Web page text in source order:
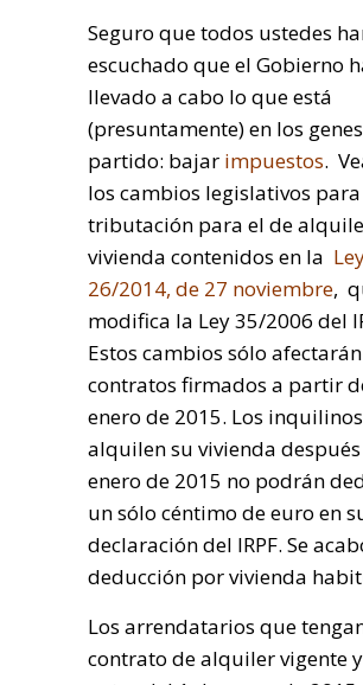
Seguro que todos ustedes
escuchado que el Gobierno
llevado a cabo lo que está
(presuntamente) en los
partido: bajar impuestos.
los cambios legislativos
tributación para el de
vivienda contenidos en la
26/2014, de 27 noviembre,
modifica la Ley 35/2006 del
Estos cambios sólo
contratos firmados a partir
enero de 2015. Los
alquilen su vivienda
enero de 2015 no podrán
un sólo céntimo de euro en
declaración del IRPF. Se
deducción por vivienda
Los arrendatarios que
contrato de alquiler vigente y